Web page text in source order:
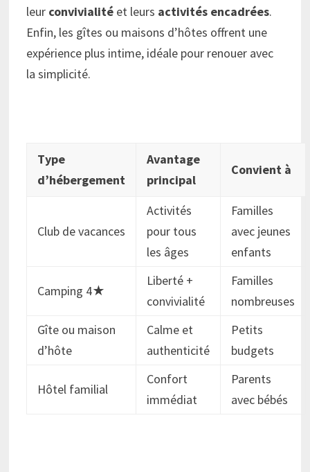
leur convivialité et leurs activités encadrées.
Enfin, les gîtes ou maisons d’hôtes offrent une
expérience plus intime, idéale pour renouer avec
la simplicité.
Type
d’hébergement
Avantage
principal
Convient à
Club de vacances
Activités
pour tous
les âges
Familles
avec jeunes
enfants
Camping 4★
Liberté +
convivialité
Familles
nombreuses
Gîte ou maison
d’hôte
Calme et
authenticité
Petits
budgets
Hôtel familial
Confort
immédiat
Parents
avec bébés